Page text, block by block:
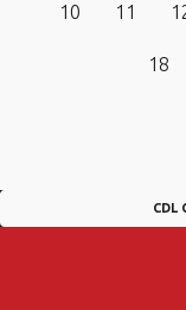
10 11
18
CDL